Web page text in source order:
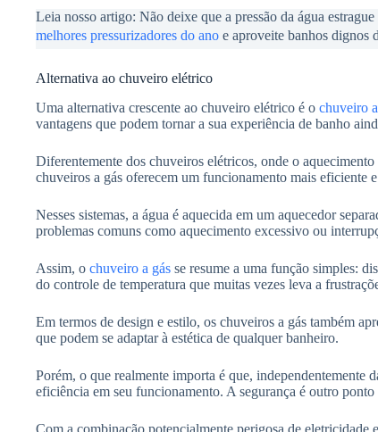
Leia nosso artigo: Não deixe que a pressão da água
melhores pressurizadores do ano e aproveite banhos dignos
Alternativa ao chuveiro elétrico
Uma alternativa crescente ao chuveiro elétrico é o chuveiro
vantagens que podem tornar a sua experiência de banho
Diferentemente dos chuveiros elétricos, onde o
chuveiros a gás oferecem um funcionamento mais eficiente
Nesses sistemas, a água é aquecida em um aquecedor
problemas comuns como aquecimento excessivo ou
Assim, o chuveiro a gás se resume a uma função simples:
do controle de temperatura que muitas vezes leva a
Em termos de design e estilo, os chuveiros a gás também
que podem se adaptar à estética de qualquer banheiro.
Porém, o que realmente importa é que, independentemente
eficiência em seu funcionamento. A segurança é outro ponto